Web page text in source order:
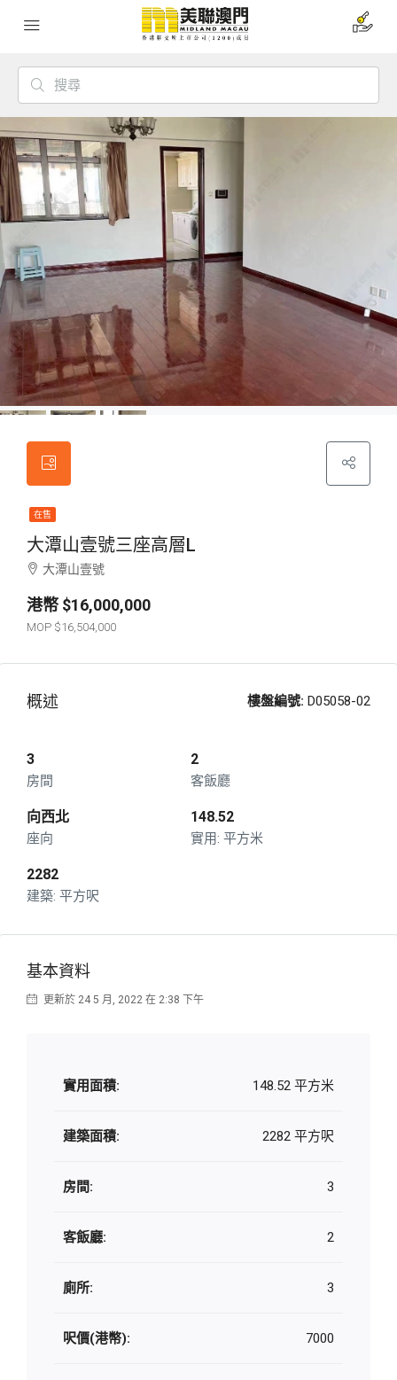
在售
大潭山壹號三座高層L
大潭山壹號
$16,000,000
$16,504,000
概述 樓盤編號: D05058-02
3
房間
2
客飯廳
向西北
座向
148.52
平方米
2282
平方呎
基本資料
更新於 24 5 月, 2022 在 2:38 下午
實用面積: 148.52 平方米
建築面積: 2282 平方呎
房間: 3
客飯廳: 2
廁所: 3
呎價(港幣): 7000